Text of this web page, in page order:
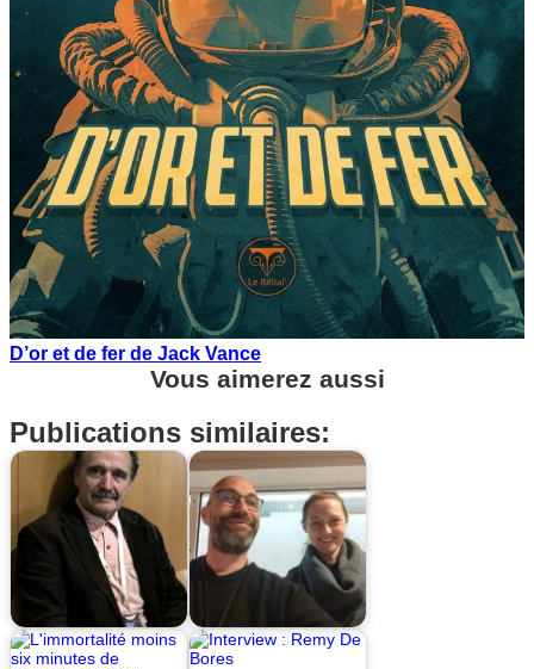
D’or et de fer de Jack Vance
Vous aimerez aussi
Publications similaires: